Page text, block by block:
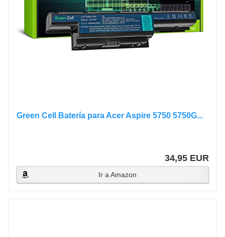
Green Cell Batería para Acer Aspire 5750 5750G...
34,95 EUR
Ir a Amazon